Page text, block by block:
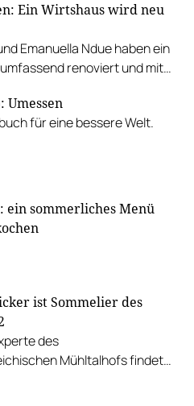
Ein Wirtshaus wird neu
Emanuella Ndue haben ein
renoviert und mit
Umessen
für eine bessere Welt.
ein sommerliches Menü
ist Sommelier des
des
Mühltalhofs findet